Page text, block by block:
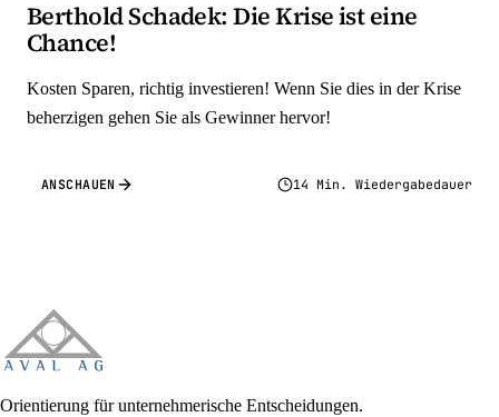
Berthold Schadek: Die Krise ist eine
Chance!
Kosten Sparen, richtig investieren! Wenn Sie dies in der Krise
beherzigen gehen Sie als Gewinner hervor!
ANSCHAUEN 14 Min. Wiedergabedauer
Orientierung für unternehmerische Entscheidungen.